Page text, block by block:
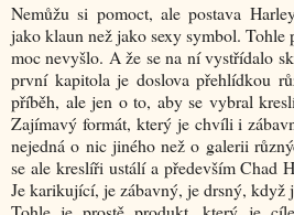
Nemůžu si pomoct, ale postava
jako klaun než jako sexy symbol. Tohle
moc nevyšlo. A že se na ní vystřídalo
první kapitola je doslova přehlídkou
příběh, ale jen o to, aby se vybral
Zajímavý formát, který je chvíli i
nejedná o nic jiného než o galerii
se ale kreslíři ustálí a především Chad
Je karikující, je zábavný, je drsný, když